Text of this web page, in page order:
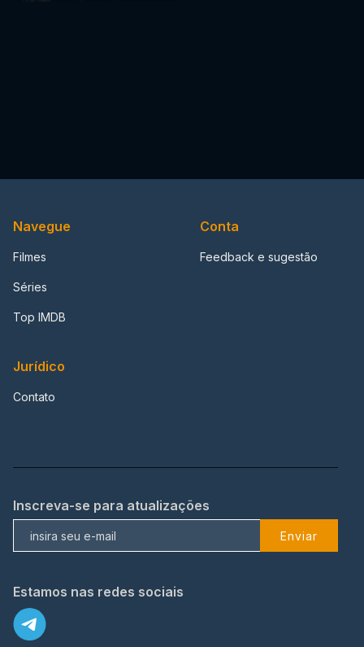
Navegue
Filmes
Séries
Top IMDB
Conta
Feedback e sugestão
Jurídico
Contato
Inscreva-se para atualizações
Enviar
Estamos nas redes sociais